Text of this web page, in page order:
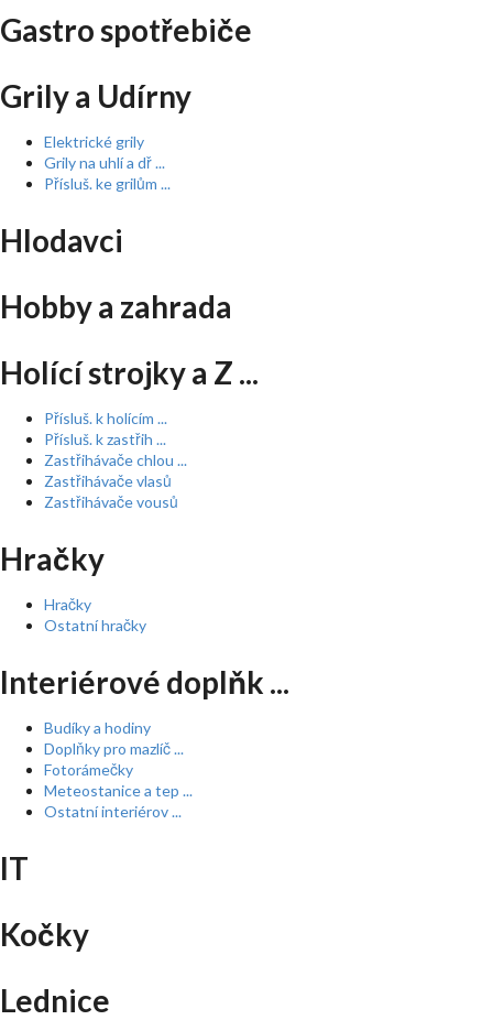
Gastro spotřebiče
Grily a Udírny
Elektrické grily
Grily na uhlí a dř ...
Přísluš. ke grilům ...
Hlodavci
Hobby a zahrada
Holící strojky a Z ...
Přísluš. k holícím ...
Přísluš. k zastřih ...
Zastřihávače chlou ...
Zastřihávače vlasů
Zastřihávače vousů
Hračky
Hračky
Ostatní hračky
Interiérové doplňk ...
Budíky a hodiny
Doplňky pro mazlíč ...
Fotorámečky
Meteostanice a tep ...
Ostatní interiérov ...
IT
Kočky
Lednice